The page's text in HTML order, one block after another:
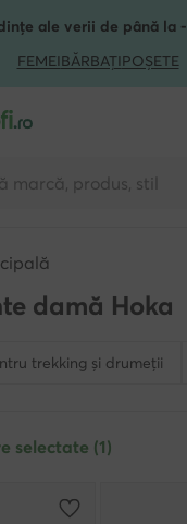
PRINCIPAL
ale verii de până la
FEMEIBĂRBAȚIPOȘETE
marcă, produs, stil
damă Hoka
trekking și drumeții
selectate (1)